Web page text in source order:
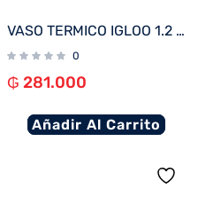
VASO TERMICO IGLOO 1.2 LITROS AZUL MODERNO C/PAJITA 71228
0
₲ 281.000
Añadir Al Carrito